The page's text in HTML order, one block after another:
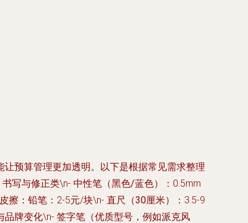
预算管理更加透明。以下是根据常见需求整理
写与修正类\n- 中性笔（黑色/蓝色）
：0.5mm
擦 ：铅笔：2-5元/块\n- 直尺（30厘米）
：3.5-9
品牌变化\n- 签字笔（优质型号，例如派克风